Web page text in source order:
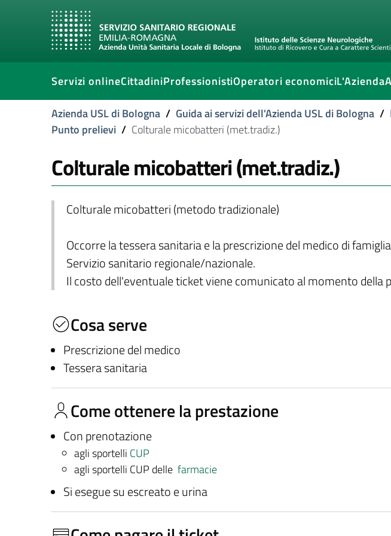
Servizi onlineCittadiniProfessionistiOperatori economiciL'Azienda
Azienda USL di Bologna / Guida ai servizi dell'Azienda USL di Bologna /
Punto prelievi / Colturale micobatteri (met.tradiz.)
Colturale micobatteri (met.tradiz.)
Colturale micobatteri (metodo tradizionale)
Occorre la tessera sanitaria e la prescrizione del medico di
Servizio sanitario regionale/nazionale.
Il costo dell'eventuale ticket viene comunicato al momento della
Cosa serve
Prescrizione del medico
Tessera sanitaria
Come ottenere la prestazione
Con prenotazione
agli sportelli CUP
agli sportelli CUP delle farmacie
Si esegue su escreato e urina